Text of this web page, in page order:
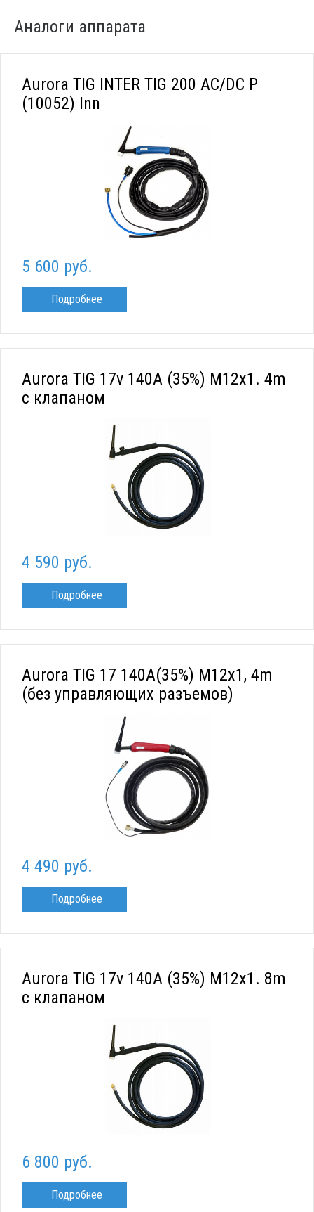
Аналоги аппарата
Aurora TIG INTER TIG 200 AC/DC P
(10052) Inn
5 600 руб.
Подробнее
Aurora TIG 17v 140A (35%) M12x1. 4m
с клапаном
4 590 руб.
Подробнее
Aurora TIG 17 140A(35%) M12x1, 4m
(без управляющих разъемов)
4 490 руб.
Подробнее
Aurora TIG 17v 140A (35%) M12x1. 8m
с клапаном
6 800 руб.
Подробнее